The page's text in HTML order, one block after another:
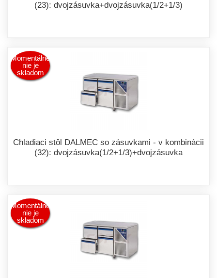
(23): dvojzásuvka+dvojzásuvka(1/2+1/3)
Momentálne
nie je
skladom
Chladiaci stôl DALMEC so zásuvkami - v kombinácii
(32): dvojzásuvka(1/2+1/3)+dvojzásuvka
Momentálne
nie je
skladom